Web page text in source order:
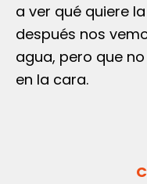
a ver qué quiere
después nos
agua, pero que
en la cara.